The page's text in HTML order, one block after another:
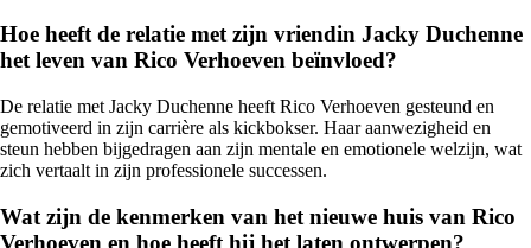
Hoe heeft de relatie met zijn vriendin Jacky Duchenne
het leven van Rico Verhoeven beïnvloed?
De relatie met Jacky Duchenne heeft Rico Verhoeven gesteund en
gemotiveerd in zijn carrière als kickbokser. Haar aanwezigheid en
steun hebben bijgedragen aan zijn mentale en emotionele welzijn, wat
zich vertaalt in zijn professionele successen.
Wat zijn de kenmerken van het nieuwe huis van Rico
Verhoeven en hoe heeft hij het laten ontwerpen?